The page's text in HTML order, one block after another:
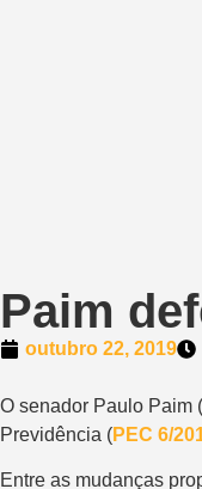
Paim
outubro 22, 2019
O senador Paulo Paim
Previdência (PEC 6/
Entre as mudanças